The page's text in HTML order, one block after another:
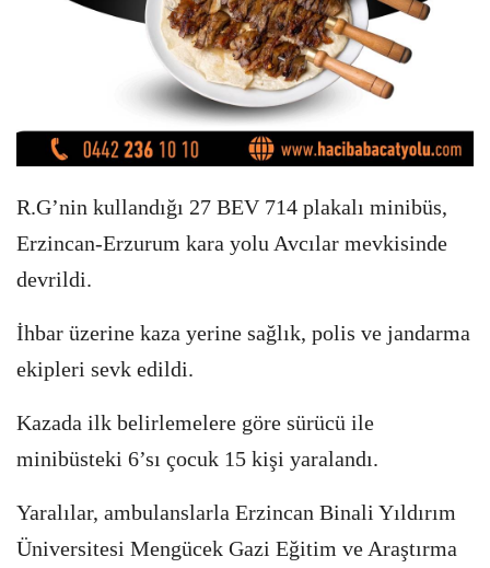
R.G’nin kullandığı 27 BEV 714 plakalı minibüs,
Erzincan-Erzurum kara yolu Avcılar mevkisinde
devrildi.
İhbar üzerine kaza yerine sağlık, polis ve jandarma
ekipleri sevk edildi.
Kazada ilk belirlemelere göre sürücü ile
minibüsteki 6’sı çocuk 15 kişi yaralandı.
Yaralılar, ambulanslarla Erzincan Binali Yıldırım
Üniversitesi Mengücek Gazi Eğitim ve Araştırma